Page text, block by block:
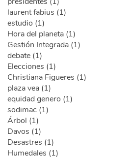
laurent fabius (1)
estudio (1)
Hora del planeta (1)
Gestión Integrada (1)
debate (1)
Elecciones (1)
Christiana Figueres (1)
plaza vea (1)
equidad genero (1)
sodimac (1)
Árbol (1)
Davos (1)
Desastres (1)
Humedales (1)